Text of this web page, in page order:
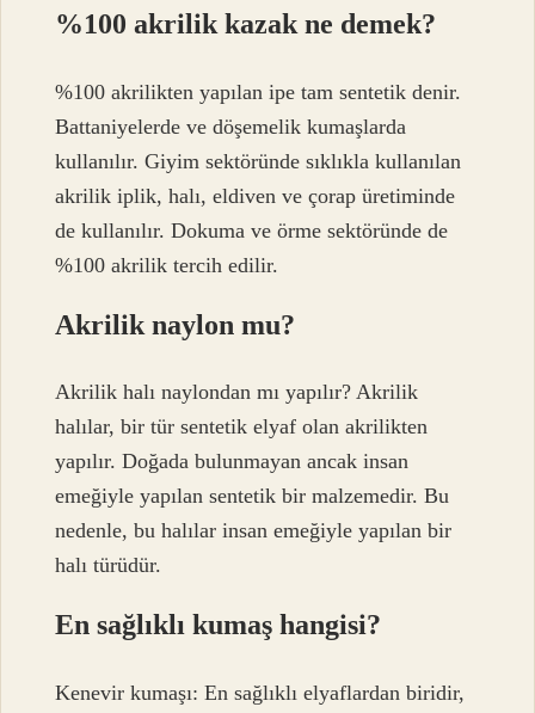
%100 akrilik kazak ne demek?
%100 akrilikten yapılan ipe tam sentetik denir.
Battaniyelerde ve döşemelik kumaşlarda
kullanılır. Giyim sektöründe sıklıkla kullanılan
akrilik iplik, halı, eldiven ve çorap üretiminde
de kullanılır. Dokuma ve örme sektöründe de
%100 akrilik tercih edilir.
Akrilik naylon mu?
Akrilik halı naylondan mı yapılır? Akrilik
halılar, bir tür sentetik elyaf olan akrilikten
yapılır. Doğada bulunmayan ancak insan
emeğiyle yapılan sentetik bir malzemedir. Bu
nedenle, bu halılar insan emeğiyle yapılan bir
halı türüdür.
En sağlıklı kumaş hangisi?
Kenevir kumaşı: En sağlıklı elyaflardan biridir,